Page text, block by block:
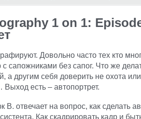
1 on 1:
Довольно часто тех кто
сапожниками без сапог. Что же
а другим себя доверить не охота
есть – автопортрет.
В. отвечает на вопрос, как сделать
Как скадрировать кадр и